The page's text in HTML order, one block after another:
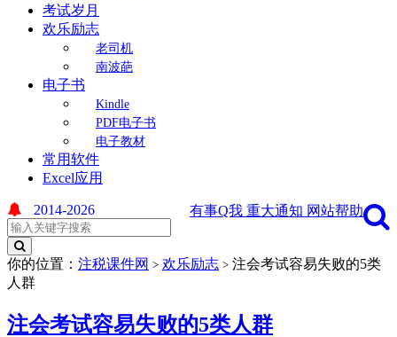
考试岁月
欢乐励志
老司机
南波葩
电子书
Kindle
PDF电子书
电子教材
常用软件
Excel应用
有事Q我 重大通知 网站帮助
2014-2026
你的位置： 注税课件网 > 欢乐励志 > 注会考试容易失败的5类
人群
注会考试容易失败的5类人群